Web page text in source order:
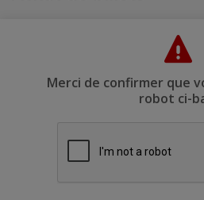
Merci de confirmer que
robot ci-